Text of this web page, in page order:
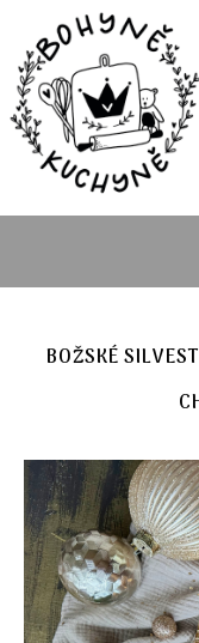
BOŽSKÉ